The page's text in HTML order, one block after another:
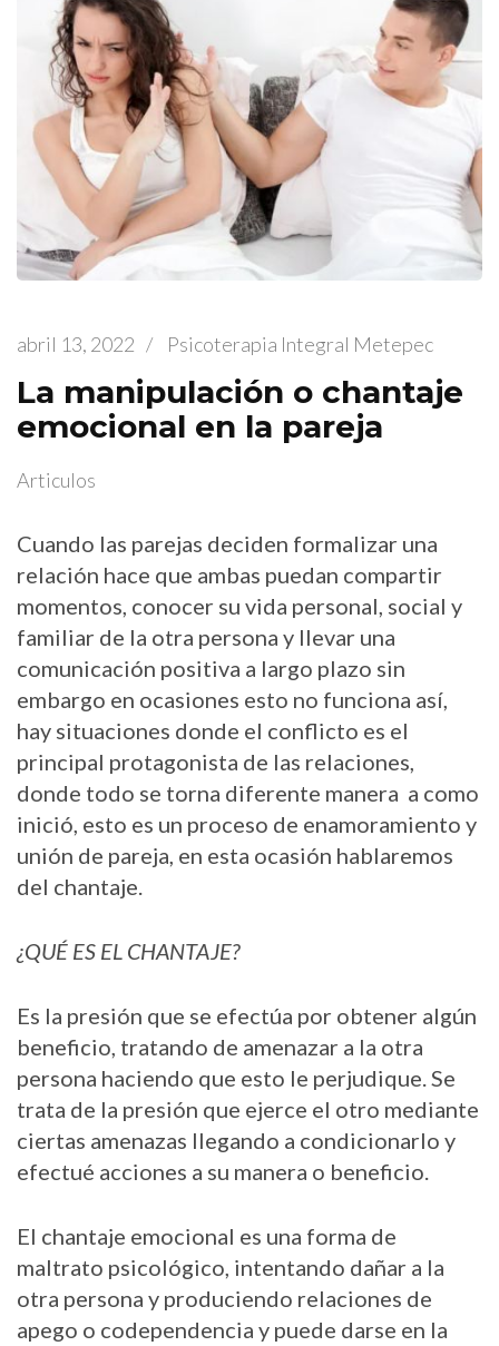
abril 13, 2022 / Psicoterapia Integral Metepec
La manipulación o chantaje
emocional en la pareja
Articulos
Cuando las parejas deciden formalizar una
relación hace que ambas puedan compartir
momentos, conocer su vida personal, social y
familiar de la otra persona y llevar una
comunicación positiva a largo plazo sin
embargo en ocasiones esto no funciona así,
hay situaciones donde el conflicto es el
principal protagonista de las relaciones,
donde todo se torna diferente manera a como
inició, esto es un proceso de enamoramiento y
unión de pareja, en esta ocasión hablaremos
del chantaje.
¿QUÉ ES EL CHANTAJE?
Es la presión que se efectúa por obtener algún
beneficio, tratando de amenazar a la otra
persona haciendo que esto le perjudique. Se
trata de la presión que ejerce el otro mediante
ciertas amenazas llegando a condicionarlo y
efectué acciones a su manera o beneficio.
El chantaje emocional es una forma de
maltrato psicológico, intentando dañar a la
otra persona y produciendo relaciones de
apego o codependencia y puede darse en la